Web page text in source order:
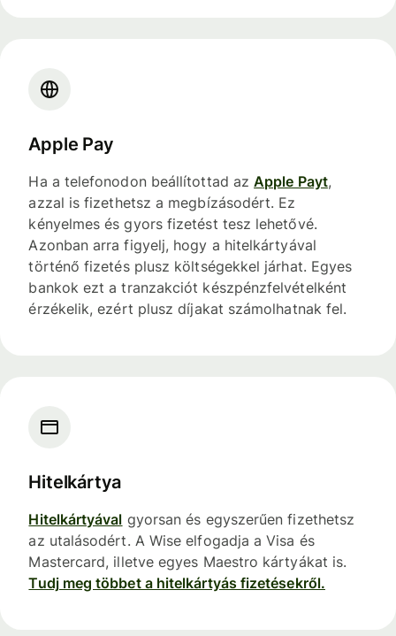
Apple Pay
Ha a telefonodon beállítottad azApple Payt,
azzal is fizethetsz a megbízásodért. Ez
kényelmes és gyors fizetést tesz lehetővé.
Azonban arra figyelj, hogy a hitelkártyával
történő fizetés plusz költségekkel járhat. Egyes
bankok ezt a tranzakciót készpénzfelvételként
érzékelik, ezért plusz díjakat számolhatnak fel.
Hitelkártya
Hitelkártyával gyorsan és egyszerűen fizethetsz
az utalásodért. A Wise elfogadja a Visa és
Mastercard, illetve egyes Maestro kártyákat is.
Tudj meg többet a hitelkártyás fizetésekről.